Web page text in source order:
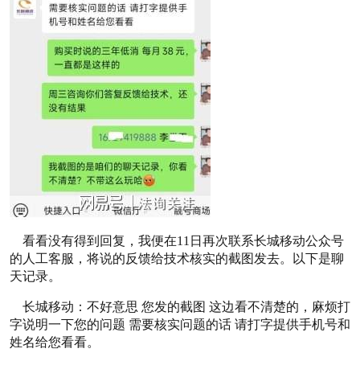
看看没有得到回复，我便在11日再次联系长城移动公众号
的人工客服，将说的反馈给技术核实的截图发去。以下是聊
天记录。
长城移动：不好意思 您发的截图 这边看不清楚的，麻烦打
字说明一下您的问题 需要核实问题的话 请打字提供手机号和
姓名给您看看。